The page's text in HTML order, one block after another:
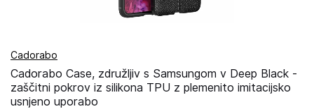
Cadorabo
Cadorabo Case, združljiv s Samsungom v Deep Black -
zaščitni pokrov iz silikona TPU z plemenito imitacijsko
usnjeno uporabo